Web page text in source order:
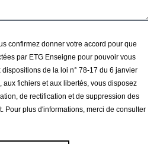
confirmez donner votre accord pour que
par ETG Enseigne pour pouvoir vous
de la loi n° 78-17 du 6 janvier
aux fichiers et aux libertés, vous disposez
de rectification et de suppression des
Pour plus d'informations, merci de consulter